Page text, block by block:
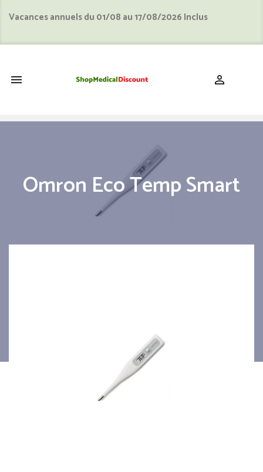
Vacances annuels du 01/08 au 17/08/2026 Inclus
 
Omron Eco Temp Smart